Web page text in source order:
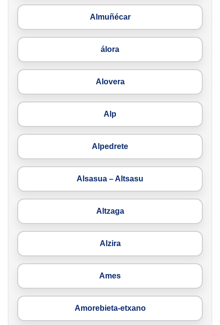
Almuñécar
álora
Alovera
Alp
Alpedrete
Alsasua – Altsasu
Altzaga
Alzira
Ames
Amorebieta-etxano